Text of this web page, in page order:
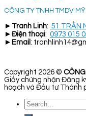
CÔNG TY TNHH TMDV
► Tranh Linh: 51 TRẦN
► Điện thoại: 0973 015
► Email :
Copyright 2026 ©
Giấy chứng nhận Đăng
hoạch và Đầu tư Thành
Search
for: